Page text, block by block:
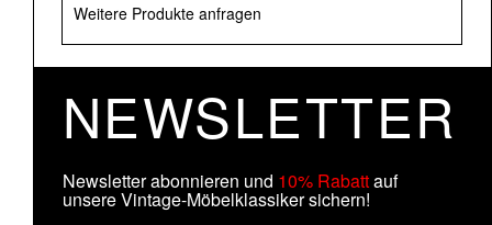
Weitere Produkte anfragen
NEWSLETTER
Newsletter abonnieren und 10% Rabattauf
unsere Vintage-Möbelklassiker sichern!